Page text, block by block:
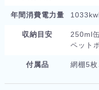
年間消費電力量
収納目安
250ml
ペット
付属品 網棚5